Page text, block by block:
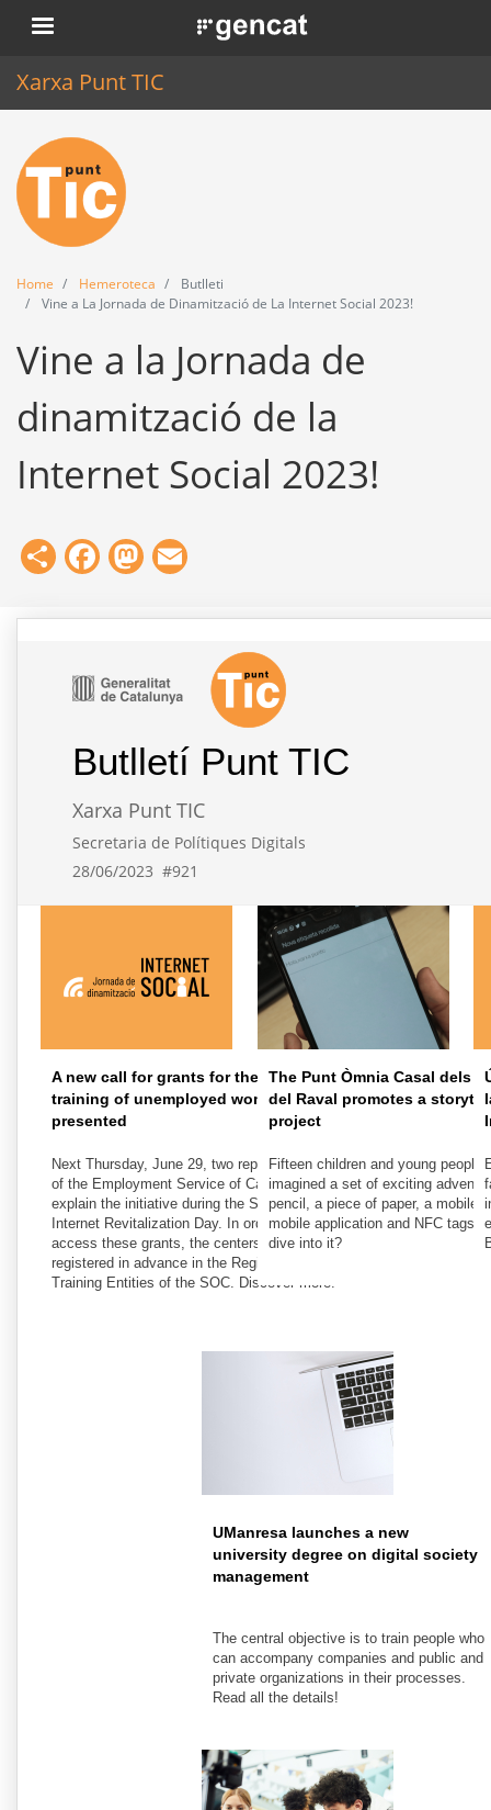
Skip
to
. Obre en una nova finestra.
Xarxa Punt TIC
Home
Punt TIC
News
Events
Training
Tools
Home Hemeroteca
Butlleti
Vine a La Jornada de Dinamització de La Internet Social 2023!
Vine a la Jornada de
dinamització de la
Internet Social 2023!
ShareFacebook
Mastodon
Butlletí Punt TIC
Xarxa Punt TIC
Secretaria de Polítiques Digitals
28/06/2023 #921
A new call for grants for the digital
training of unemployed women is
presented
Next Thursday, June 29, two representatives
of the Employment Service of Catalonia will
explain the initiative during the Social
Internet Revitalization Day. In order to
access these grants, the centers must be
registered in advance in the Register of
Training Entities of the SOC. Discover more!
The Punt Òmnia Casal dels
del Raval promotes a
project
Fifteen children and young people
imagined a set of exciting
pencil, a piece of paper, a mobile
mobile application and NFC tags.
dive into it?
UManresa launches a new
university degree on digital society
management
The central objective is to train people who
can accompany companies and public and
private organizations in their processes.
Read all the details!